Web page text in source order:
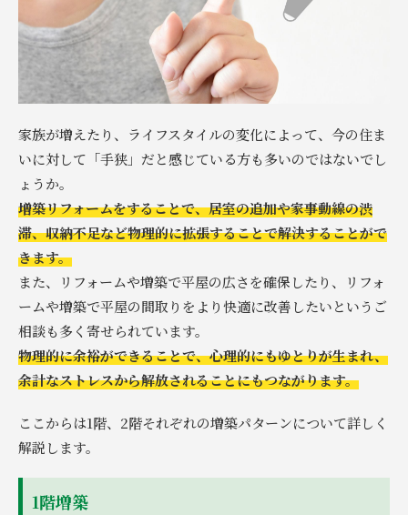
家族が増えたり、ライフスタイルの変化によって、今の住ま
いに対して「手狭」だと感じている方も多いのではないでし
ょうか。
増築リフォームをすることで、居室の追加や家事動線の渋
滞、収納不足など物理的に拡張することで解決することがで
きます。
また、リフォームや増築で平屋の広さを確保したり、リフォ
ームや増築で平屋の間取りをより快適に改善したいというご
相談も多く寄せられています。
物理的に余裕ができることで、心理的にもゆとりが生まれ、
余計なストレスから解放されることにもつながります。
ここからは1階、2階それぞれの増築パターンについて詳しく
解説します。
1階増築